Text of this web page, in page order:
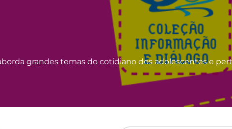
grandes temas do cotidiano dos adolescentes e